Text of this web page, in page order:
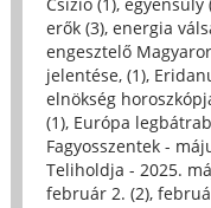
erők (3), energia
engesztelő
jelentése, (1),
elnökség
(1), Európa
Fagyosszentek -
Teliholdja - 2025.
február 2. (2),